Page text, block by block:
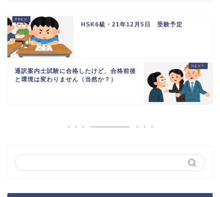
HSK6級・21年12月5日 受験予定
通訳案内士試験に合格したけど、合格前後
と環境は変わりません（当然か？）